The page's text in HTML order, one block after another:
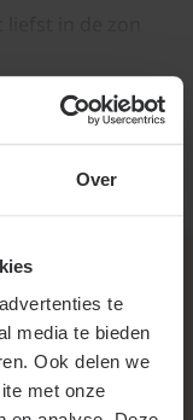
Over
te
media te bieden
Ook delen we
met onze
eisen aan
en
prima.
te houden en